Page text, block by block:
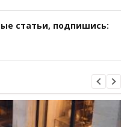
статьи, подпишись: